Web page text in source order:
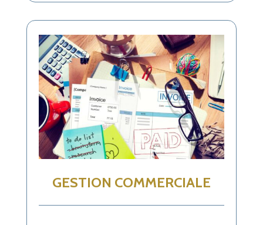
GESTION COMMERCIALE